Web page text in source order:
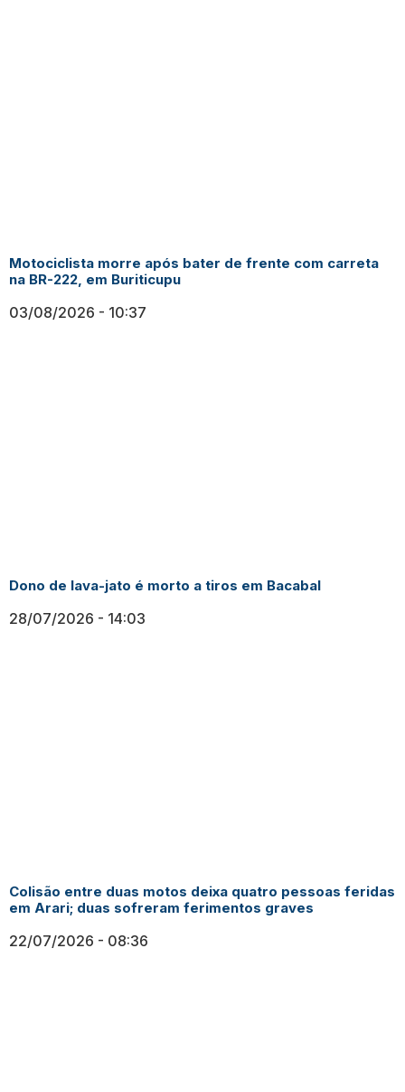
Motociclista morre após bater de frente com carreta
na BR-222, em Buriticupu
03/08/2026 10:37
Dono de lava-jato é morto a tiros em Bacabal
28/07/2026 14:03
Colisão entre duas motos deixa quatro pessoas feridas
em Arari; duas sofreram ferimentos graves
22/07/2026 08:36